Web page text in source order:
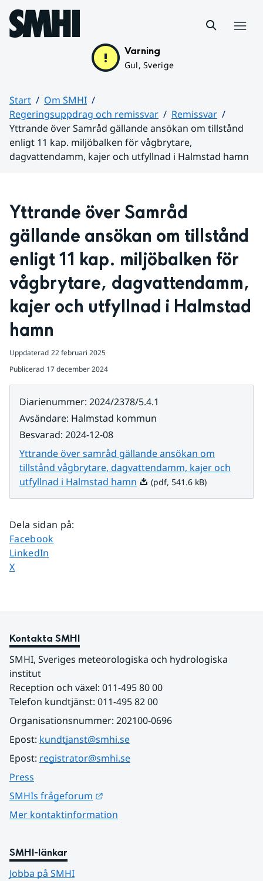
Hoppa till sidans innehåll
Varning
Gul, Sverige
Start
Om SMHI
Regeringsuppdrag och remissvar
Remissvar
Yttrande över Samråd gällande ansökan om tillstånd
enligt 11 kap. miljöbalken för vågbrytare,
dagvattendamm, kajer och utfyllnad i Halmstad hamn
Yttrande över Samråd
gällande ansökan om tillstånd
enligt 11 kap. miljöbalken för
vågbrytare, dagvattendamm,
kajer och utfyllnad i Halmstad
hamn
Uppdaterad 22 februari 2025
Publicerad 17 december 2024
Diarienummer: 2024/2378/5.4.1
Avsändare: Halmstad kommun
Besvarad: 2024-12-08
Yttrande över samråd gällande ansökan om
tillstånd vågbrytare, dagvattendamm, kajer och
utfyllnad i Halmstad hamn Pdf, 541.6 kB.
(pdf, 541.6 kB)
Dela sidan på:
Dela sidan på
Facebook
Dela sidan på
LinkedIn
Dela sidan på
X
Kontakta SMHI
SMHI, Sveriges meteorologiska och hydrologiska
institut
Reception och växel: 011-495 80 00
Telefon kundtjänst: 011-495 82 00
Organisationsnummer: 202100-0696
Epost: kundtjanst@smhi.se
Epost: registrator@smhi.se
Press
SMHIs frågeforum
Mer kontaktinformation
SMHI-länkar
Jobba på SMHI